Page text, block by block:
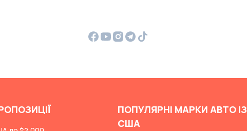
ПОПУЛЯРНІ МАРКИ АВТО ІЗ
США